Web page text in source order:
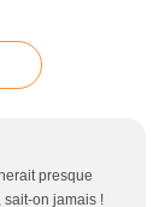
presque
sait-on jamais !